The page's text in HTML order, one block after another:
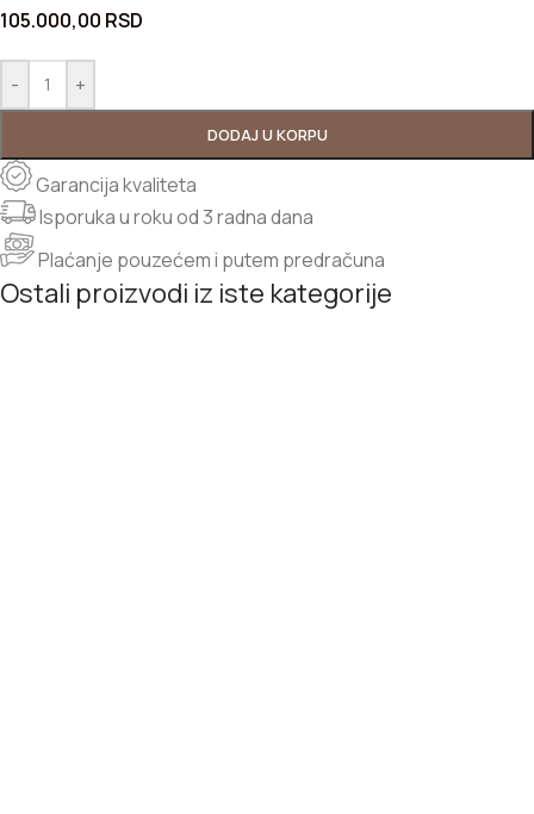
105.000,00 RSD
- +
DODAJ U KORPU
Garancija kvaliteta
Isporuka u roku od 3 radna dana
Plaćanje pouzećem i putem predračuna
Ostali proizvodi iz iste kategorije